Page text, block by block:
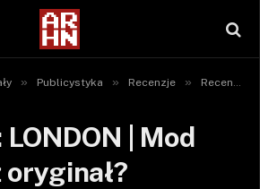
» Publicystyka » Recenzje » Recenzje gier
LONDON | Mod